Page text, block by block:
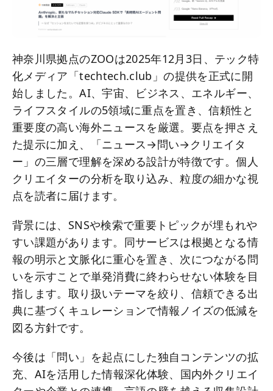
神奈川県拠点のZOOは2025年12月3日、テック特
化メディア「techtech.club」の提供を正式に開
始しました。AI、宇宙、ビジネス、エネルギー、
ライフスタイルの5領域に重点を置き、信頼性と
重要度の高い海外ニュースを厳選。要点を押さえ
た提示に加え、「ニュース→問い→クリエイタ
ー」の三層で理解を深める設計が特徴です。個人
クリエイターの分析を取り込み、粒度の細かな視
点を読者に届けます。
背景には、SNSや検索で重要トピックが埋もれや
すい課題があります。同サービスは根拠となる情
報の明示と文脈化に重心を置き、次につながる問
いを示すことで単発消費に終わらせない体験を目
指します。取り扱いテーマを絞り、信頼できる出
典に基づくキュレーションで情報ノイズの低減を
図る方針です。
今後は「問い」を起点にした独自コンテンツの拡
充、AIを活用した情報深化体験、国内外クリエイ